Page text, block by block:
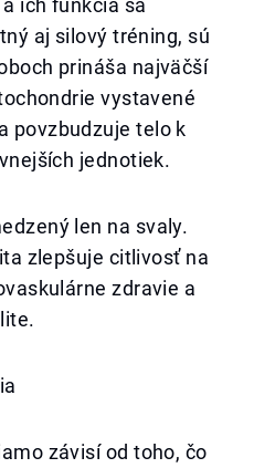
ich funkcia sa
aj silový tréning, sú
prináša najväčší
vystavené
povzbudzuje telo k
jednotiek.
len na svaly.
zlepšuje citlivosť na
zdravie a
závisí od toho, čo